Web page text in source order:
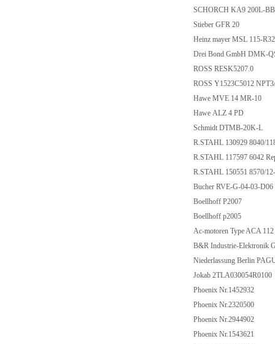
SCHORCH KA9 200L-
Stieber GFR 20
Heinz mayer MSL 115-
Drei Bond GmbH DMK-
ROSS RESK5207.0
ROSS Y1523C5012
Hawe MVE 14 MR-10
Hawe ALZ 4 PD
Schmidt DTMB-20K-L
R.STAHL 130929 8040/
R.STAHL 117597 6042
R.STAHL 150551 8570/
Bucher RVE-G-04-03-
Boellhoff P2007
Boellhoff p2005
Ac-motoren Type ACA
B&R Industrie-Elektronik
Niederlassung Berlin
Jokab 2TLA030054R0100
Phoenix Nr.1452932
Phoenix Nr.2320500
Phoenix Nr.2944902
Phoenix Nr.1543621